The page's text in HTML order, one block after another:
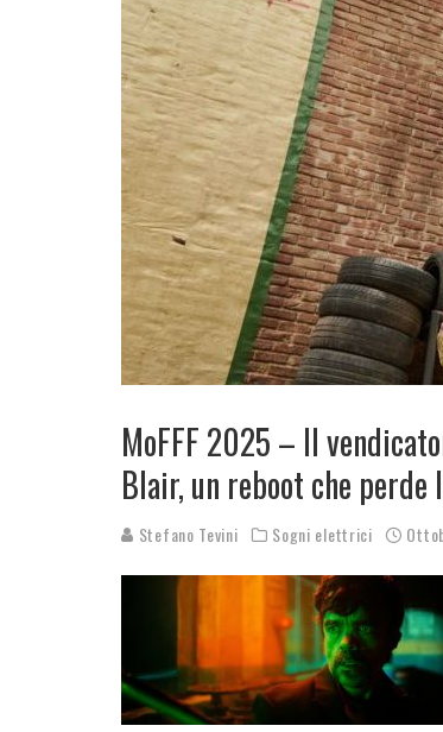
MoFFF 2025 – Il
Blair, un reboot che
Stefano Tevini Sogni elettrici